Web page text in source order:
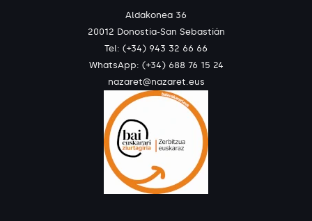
Aldakonea 36
20012 Donostia-San Sebastián
Tel: (+34) 943 32 66 66
WhatsApp: (+34) 688 76 15 24
nazaret@nazaret.eus